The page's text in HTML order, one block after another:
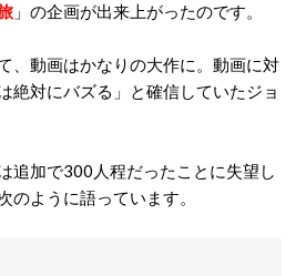
」の企画が出来上がったのです。
、動画はかなりの大作に。動画に対
絶対にバズる」と確信していたジョ
追加で300人程だったことに失望し
のように語っています。